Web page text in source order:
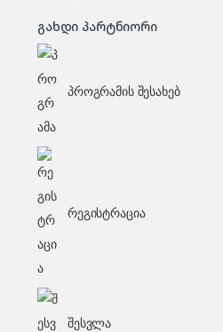
გახდი პარტნიორი
პროგრამის შესახებ
რეგისტრაცია
შესვლა